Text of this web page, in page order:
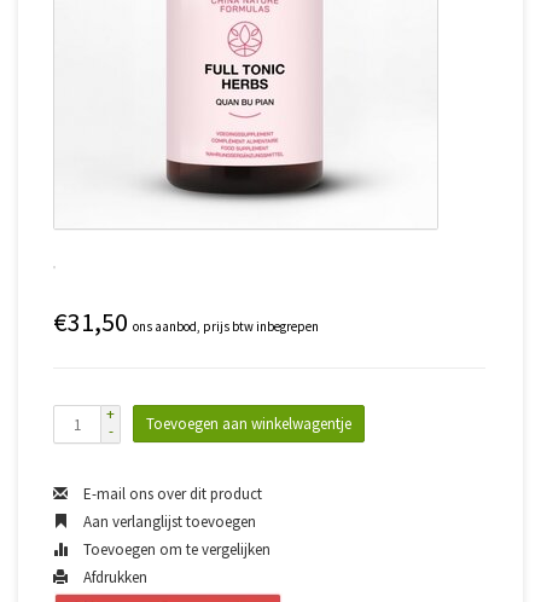
€31,50 ons aanbod, prijs btw inbegrepen
+
-
Toevoegen aan winkelwagentje
E-mail ons over dit product
Aan verlanglijst toevoegen
Toevoegen om te vergelijken
Afdrukken